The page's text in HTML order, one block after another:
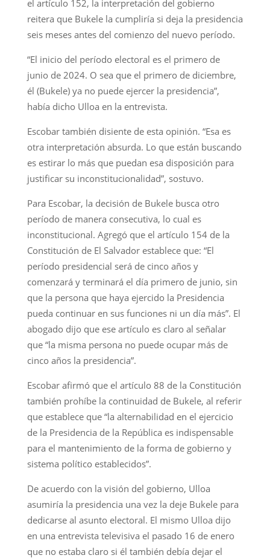
el artículo 152, la interpretación del gobierno
reitera que Bukele la cumpliría si deja la presidencia
seis meses antes del comienzo del nuevo período.
“El inicio del período electoral es el primero de
junio de 2024. O sea que el primero de diciembre,
él (Bukele) ya no puede ejercer la presidencia”,
había dicho Ulloa en la entrevista.
Escobar también disiente de esta opinión. “Esa es
otra interpretación absurda. Lo que están buscando
es estirar lo más que puedan esa disposición para
justificar su inconstitucionalidad”, sostuvo.
Para Escobar, la decisión de Bukele busca otro
período de manera consecutiva, lo cual es
inconstitucional. Agregó que el artículo 154 de la
Constitución de El Salvador establece que: “El
período presidencial será de cinco años y
comenzará y terminará el día primero de junio, sin
que la persona que haya ejercido la Presidencia
pueda continuar en sus funciones ni un día más”. El
abogado dijo que ese artículo es claro al señalar
que “la misma persona no puede ocupar más de
cinco años la presidencia”.
Escobar afirmó que el artículo 88 de la Constitución
también prohíbe la continuidad de Bukele, al referir
que establece que “la alternabilidad en el ejercicio
de la Presidencia de la República es indispensable
para el mantenimiento de la forma de gobierno y
sistema político establecidos”.
De acuerdo con la visión del gobierno, Ulloa
asumiría la presidencia una vez la deje Bukele para
dedicarse al asunto electoral. El mismo Ulloa dijo
en una entrevista televisiva el pasado 16 de enero
que no estaba claro si él también debía dejar el